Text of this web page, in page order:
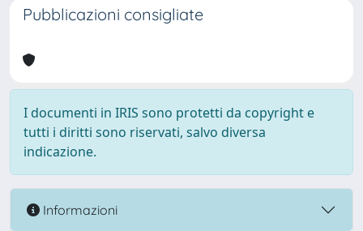
Pubblicazioni consigliate
I documenti in IRIS sono protetti da copyright e
tutti i diritti sono riservati, salvo diversa
indicazione.
Informazioni